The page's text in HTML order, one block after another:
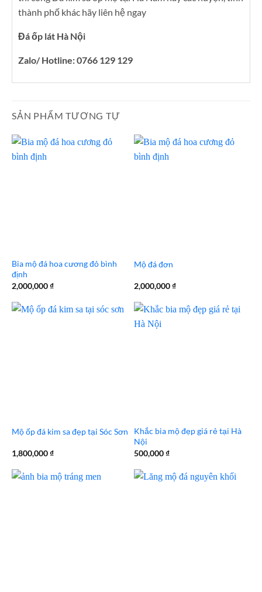
thành phố khác hãy liên hệ ngay
Đá ốp lát Hà Nội
Zalo/ Hotline: 0766 129 129
SẢN PHẨM TƯƠNG TỰ
Bia mộ đá hoa cương đỏ bình
định
2,000,000₫
Mộ đá đơn
2,000,000₫
Mộ ốp đá kim sa đẹp tại Sóc Sơn
1,800,000₫
Khắc bia mộ đẹp giá rẻ tại Hà
Nội
500,000₫